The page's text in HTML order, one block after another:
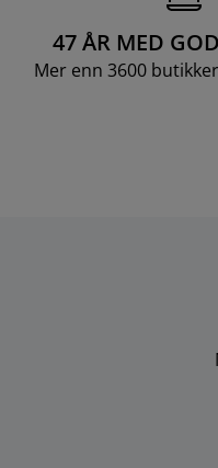
47 ÅR MED
Mer enn 3600